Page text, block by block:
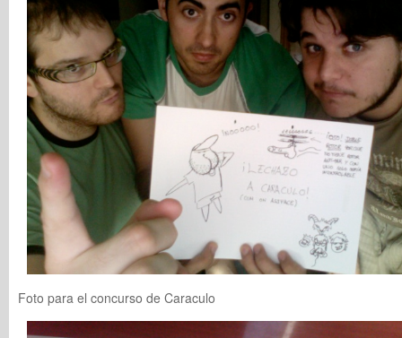
Foto para el concurso de Caraculo